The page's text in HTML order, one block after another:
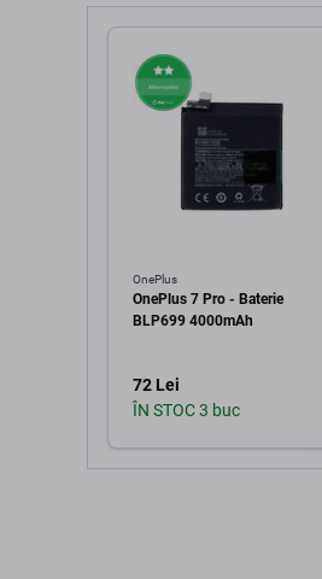
OnePlus
OnePlus 7 Pro - Baterie
BLP699 4000mAh
72 Lei
ÎN STOC 3 buc